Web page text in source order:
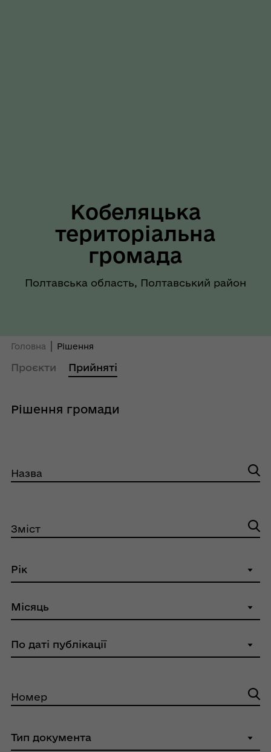
Кобеляцька
територіальна
громада
Полтавська область, Полтавський район
Головна Рішення
Проєкти Прийняті
Рішення громади
Назва
Зміст
Номер